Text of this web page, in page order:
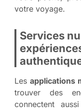
votre voyage.
Services
Lesapplications
trouver des
connectent